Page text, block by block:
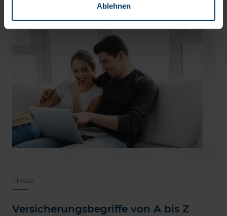
Ablehnen
Glossar
Versicherungsbegriffe von A bis Z